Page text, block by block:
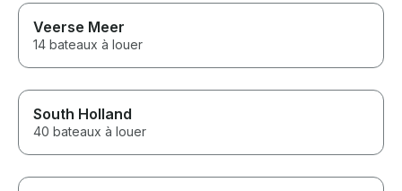
Veerse Meer
14 bateaux à louer
South Holland
40 bateaux à louer